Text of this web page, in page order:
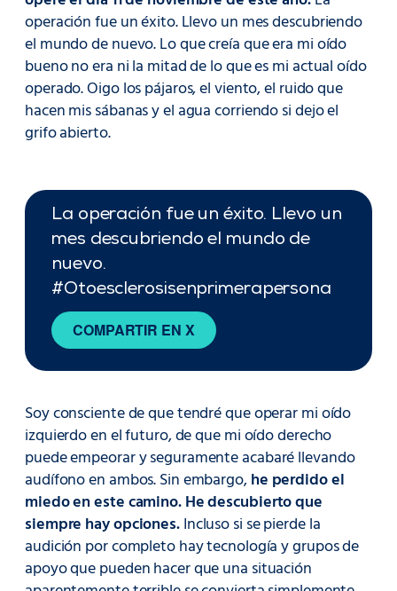
operación fue un éxito. Llevo un mes descubriendo
el mundo de nuevo. Lo que creía que era mi oído
bueno no era ni la mitad de lo que es mi actual oído
operado. Oigo los pájaros, el viento, el ruido que
hacen mis sábanas y el agua corriendo si dejo el
grifo abierto.
La operación fue un éxito. Llevo un
mes descubriendo el mundo de
nuevo.
#Otoesclerosisenprimerapersona
COMPARTIR EN X
Soy consciente de que tendré que operar mi oído
izquierdo en el futuro, de que mi oído derecho
puede empeorar y seguramente acabaré llevando
audífono en ambos. Sin embargo,he perdido el
miedo en este camino. He descubierto que
siempre hay opciones.Incluso si se pierde la
audición por completo hay tecnología y grupos de
apoyo que pueden hacer que una situación